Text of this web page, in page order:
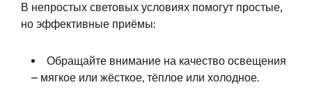
В непростых световых условиях помогут простые,
но эффективные приёмы:
Обращайте внимание на качество освещения
– мягкое или жёсткое, тёплое или холодное.